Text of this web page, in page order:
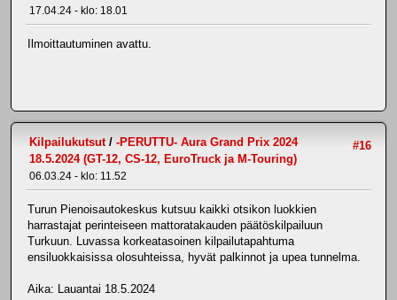
17.04.24 - klo: 18.01
Ilmoittautuminen avattu.
#16
Kilpailukutsut/ -PERUTTU- Aura Grand Prix 2024
18.5.2024 (GT-12, CS-12, EuroTruck ja M-Touring)
06.03.24 - klo: 11.52
Turun Pienoisautokeskus kutsuu kaikki otsikon luokkien
harrastajat perinteiseen mattoratakauden päätöskilpailuun
Turkuun. Luvassa korkeatasoinen kilpailutapahtuma
ensiluokkaisissa olosuhteissa, hyvät palkinnot ja upea tunnelma.
Aika: Lauantai 18.5.2024